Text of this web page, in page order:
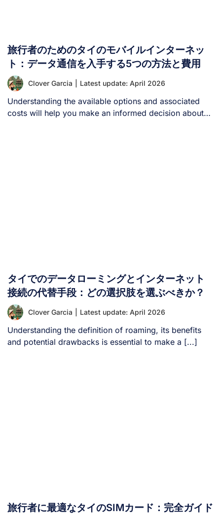
旅行者のためのタイのモバイルインターネッ
ト：データ通信を入手する5つの方法と費用
Clover Garcia Latest update: April 2026
Understanding the available options and associated
costs will help you make an informed decision about
タイでのデータローミングとインターネット
接続の代替手段：どの選択肢を選ぶべきか？
Clover Garcia Latest update: April 2026
Understanding the definition of roaming, its benefits
and potential drawbacks is essential to make a [...]
旅行者に最適なタイのSIMカード：完全ガイド